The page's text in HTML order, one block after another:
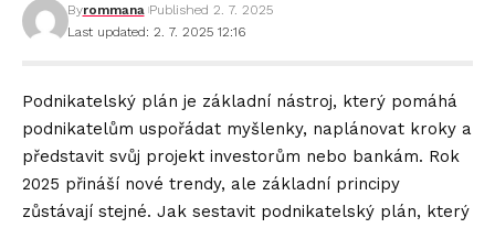
Last updated: 2. 7. 2025 12:16
Byrommana Published 2. 7. 2025
Podnikatelský plán je základní nástroj, který pomáhá
podnikatelům uspořádat myšlenky, naplánovat kroky a
představit svůj projekt investorům nebo bankám. Rok
2025 přináší nové trendy, ale základní principy
zůstávají stejné. Jak sestavit podnikatelský plán, který